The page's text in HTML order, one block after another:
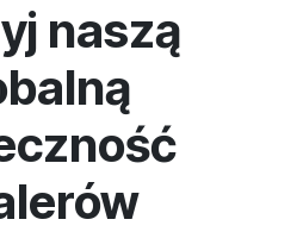
naszą